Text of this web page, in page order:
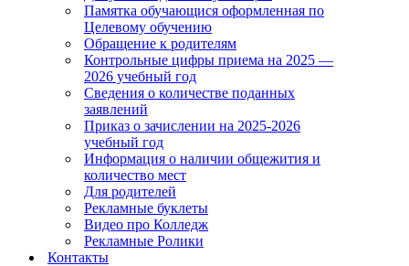
Памятка обучающися оформленная по
Целевому обучению
Обращение к родителям
Контрольные цифры приема на 2025 —
2026 учебный год
Сведения о количестве поданных
заявлений
Приказ о зачислении на 2025-2026
учебный год
Информация о наличии общежития и
количество мест
Для родителей
Рекламные буклеты
Видео про Колледж
Рекламные Ролики
Контакты